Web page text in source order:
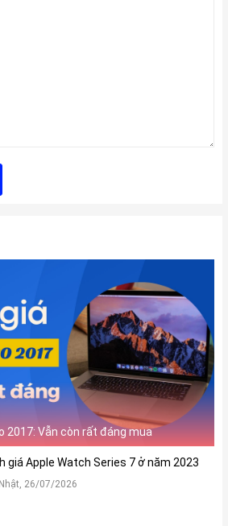
2017: Vẫn còn rất đáng mua
giá Apple Watch Series 7 ở năm 2023
26/07/2026